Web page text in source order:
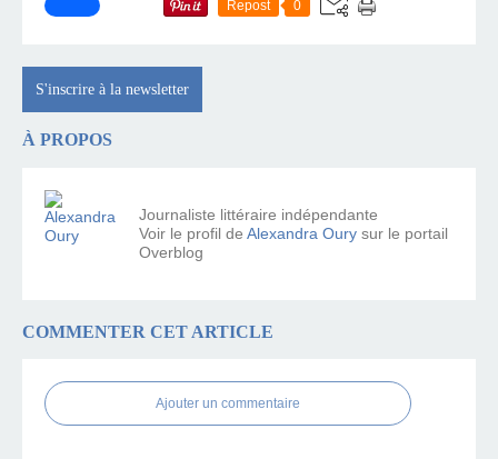
Repost 0
S'inscrire à la newsletter
À PROPOS
Journaliste littéraire indépendante
Voir le profil de Alexandra Oury sur le portail
Overblog
COMMENTER CET ARTICLE
Ajouter un commentaire